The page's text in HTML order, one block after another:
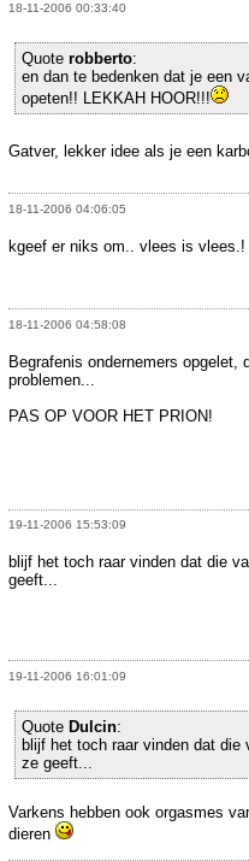
18-11-2006 00:33:40
Quote robberto:
en dan te bedenken dat je een
opeten!! LEKKAH HOOR!!!
Gatver, lekker idee als je een
18-11-2006 04:06:05
kgeef er niks om.. vlees is vlees.!
18-11-2006 04:58:08
Begrafenis ondernemers opgelet,
problemen...
PAS OP VOOR HET PRION!
19-11-2006 15:53:09
blijf het toch raar vinden dat die
geeft...
19-11-2006 16:01:09
Quote Dulcin:
blijf het toch raar vinden dat die
ze geeft...
Varkens hebben ook orgasmes
dieren